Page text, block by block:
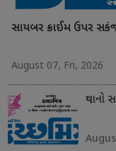
સાયબર ક્રાઈમ ઉપર
August 07, Fri, 2026
યુવાનો